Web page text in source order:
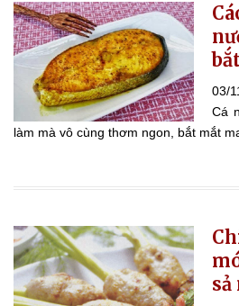
03/
Cá
làm mà vô cùng thơm ngon, bắt mắt